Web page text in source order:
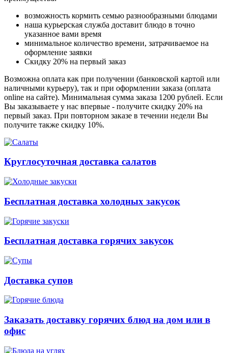
возможность кормить семью разнообразными блюдами
наша курьерская служба доставит блюдо в точно
указанное вами время
минимальное количество времени, затрачиваемое на
оформление заявки
Скидку 20% на первый заказ
Возможна оплата как при получении (банковской картой или
наличными курьеру), так и при оформлении заказа (оплата
online на сайте). Минимальная сумма заказа 1200 рублей. Если
Вы заказываете у нас впервые - получите скидку 20% на
первый заказ. При повторном заказе в течении недели Вы
получите также скидку 10%.
Круглосуточная доставка салатов
Бесплатная доставка холодных закусок
Бесплатная доставка горячих закусок
Доставка супов
Заказать доставку горячих блюд на дом или в
офис